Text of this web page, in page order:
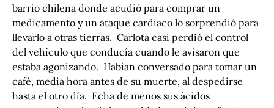
barrio chilena donde acudió para comprar un
medicamento y un ataque cardiaco lo sorprendió para
llevarlo a otras tierras. Carlota casi perdió el control
del vehículo que conducía cuando le avisaron que
estaba agonizando. Habían conversado para tomar un
café, media hora antes de su muerte, al despedirse
hasta el otro día. Echa de menos sus ácidos